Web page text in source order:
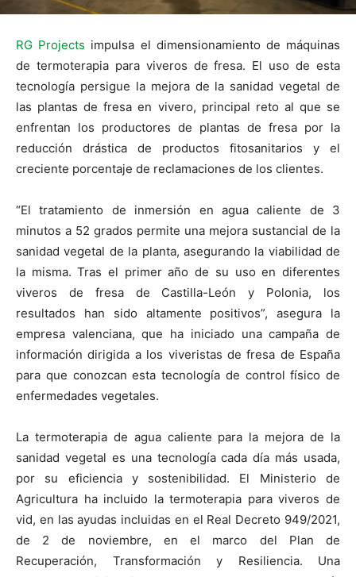
RG Projects impulsa el dimensionamiento de máquinas
de termoterapia para viveros de fresa. El uso de esta
tecnología persigue la mejora de la sanidad vegetal de
las plantas de fresa en vivero, principal reto al que se
enfrentan los productores de plantas de fresa por la
reducción drástica de productos fitosanitarios y el
creciente porcentaje de reclamaciones de los clientes.
“El tratamiento de inmersión en agua caliente de 3
minutos a 52 grados permite una mejora sustancial de la
sanidad vegetal de la planta, asegurando la viabilidad de
la misma. Tras el primer año de su uso en diferentes
viveros de fresa de Castilla-León y Polonia, los
resultados han sido altamente positivos”, asegura la
empresa valenciana, que ha iniciado una campaña de
información dirigida a los viveristas de fresa de España
para que conozcan esta tecnología de control físico de
enfermedades vegetales.
La termoterapia de agua caliente para la mejora de la
sanidad vegetal es una tecnología cada día más usada,
por su eficiencia y sostenibilidad. El Ministerio de
Agricultura ha incluido la termoterapia para viveros de
vid, en las ayudas incluidas en el Real Decreto 949/2021,
de 2 de noviembre, en el marco del Plan de
Recuperación, Transformación y Resiliencia. Una